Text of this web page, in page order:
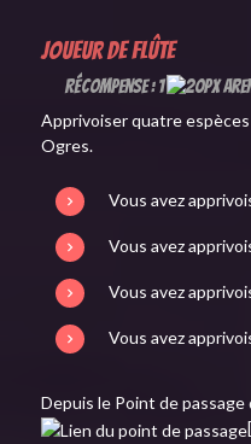
Joueur de flûte
Récompense : 1
Apprivoiser quatre
Ogres.
Vous avez
Vous avez
Vous avez
Vous avez
Depuis le Point de passage